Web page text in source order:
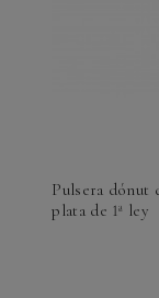
Pulsera dónut
plata de 1ª ley